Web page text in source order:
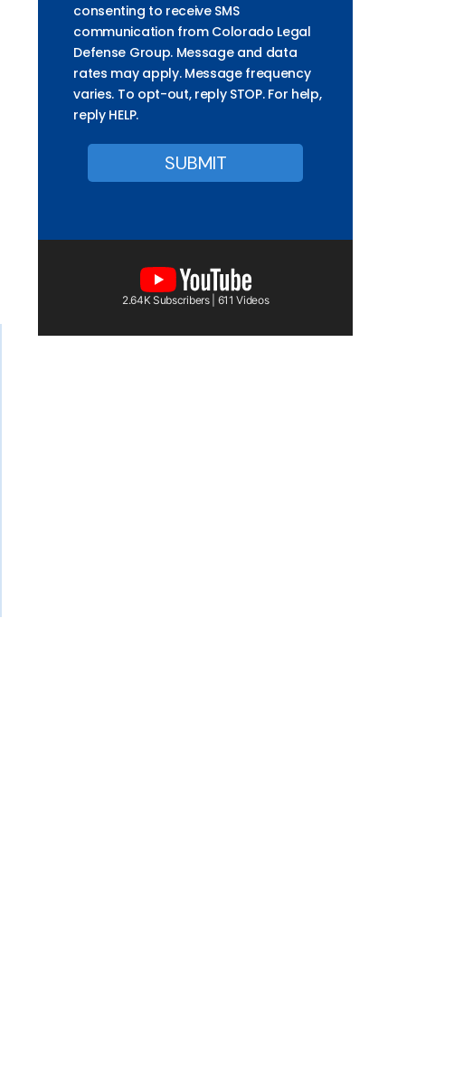
consenting to receive SMS
communication from Colorado Legal
Defense Group. Message and data
rates may apply. Message frequency
varies. To opt-out, reply STOP. For help,
reply HELP.
2.64K Subscribers | 611 Videos